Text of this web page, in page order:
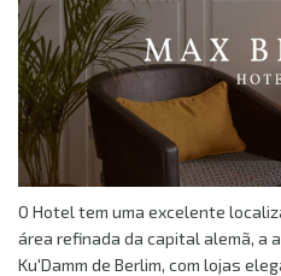
O Hotel tem uma excelente
área refinada da capital alemã, a
Ku'Damm de Berlim, com lojas